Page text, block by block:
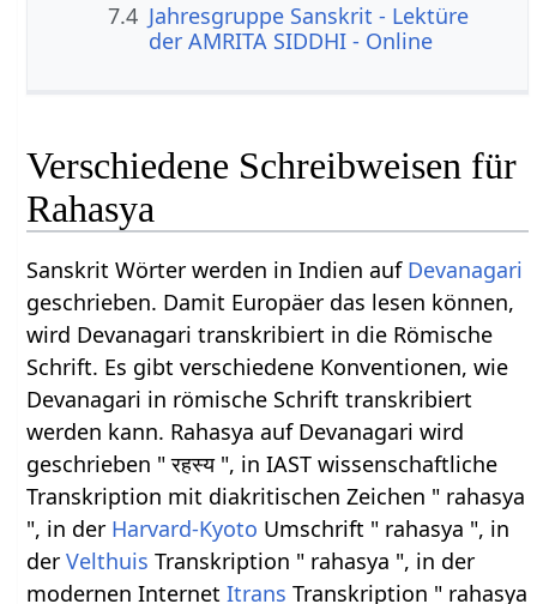
7.4 Jahresgruppe Sanskrit - Lektüre
der AMRITA SIDDHI - Online
Verschiedene Schreibweisen für
Rahasya
Sanskrit Wörter werden in Indien auf Devanagari
geschrieben. Damit Europäer das lesen können,
wird Devanagari transkribiert in die Römische
Schrift. Es gibt verschiedene Konventionen, wie
Devanagari in römische Schrift transkribiert
werden kann. Rahasya auf Devanagari wird
geschrieben " रहस्य ", in IAST wissenschaftliche
Transkription mit diakritischen Zeichen " rahasya
", in der Harvard-Kyoto Umschrift " rahasya ", in
derVelthuis Transkription " rahasya ", in der
modernen InternetItrans Transkription " rahasya